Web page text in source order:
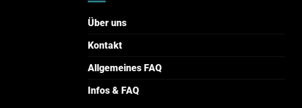
Über uns
Kontakt
Allgemeines FAQ
Infos & FAQ